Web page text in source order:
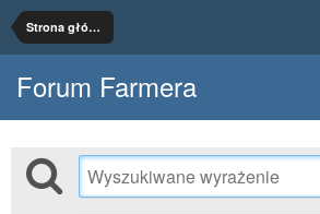
Strona główna
Forum Farmera